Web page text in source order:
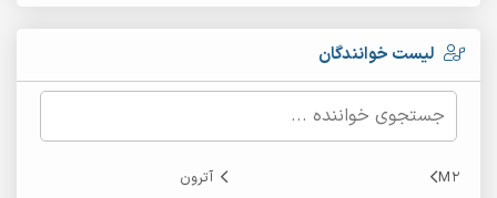
لیست خوانندگان
M2 آترون